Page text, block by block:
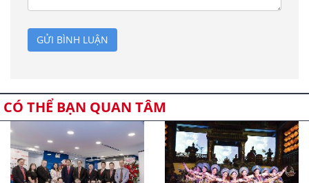
GỬI BÌNH LUẬN
CÓ THỂ BẠN QUAN TÂM